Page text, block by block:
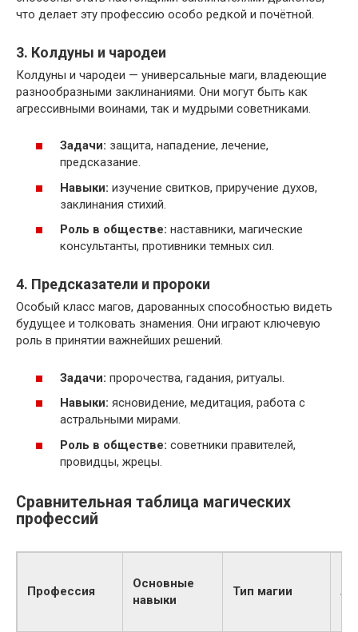
что делает эту профессию особо редкой и почётной.
3. Колдуны и чародеи
Колдуны и чародеи — универсальные маги, владеющие
разнообразными заклинаниями. Они могут быть как
агрессивными воинами, так и мудрыми советниками.
Задачи: защита, нападение, лечение,
предсказание.
Навыки: изучение свитков, приручение духов,
заклинания стихий.
Роль в обществе: наставники, магические
консультанты, противники темных сил.
4. Предсказатели и пророки
Особый класс магов, дарованных способностью видеть
будущее и толковать знамения. Они играют ключевую
роль в принятии важнейших решений.
Задачи: пророчества, гадания, ритуалы.
Навыки: ясновидение, медитация, работа с
астральными мирами.
Роль в обществе: советники правителей,
провидцы, жрецы.
Сравнительная таблица магических
профессий
Профессия
Основные
навыки
Тип магии